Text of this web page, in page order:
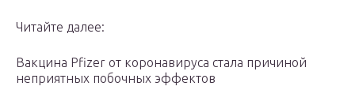
Читайте далее:
Вакцина Pfizer от коронавируса стала причиной
неприятных побочных эффектов